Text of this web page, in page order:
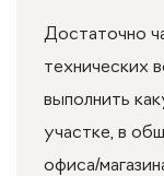
Достаточно
технических
выполнить
участке, в
офиса/